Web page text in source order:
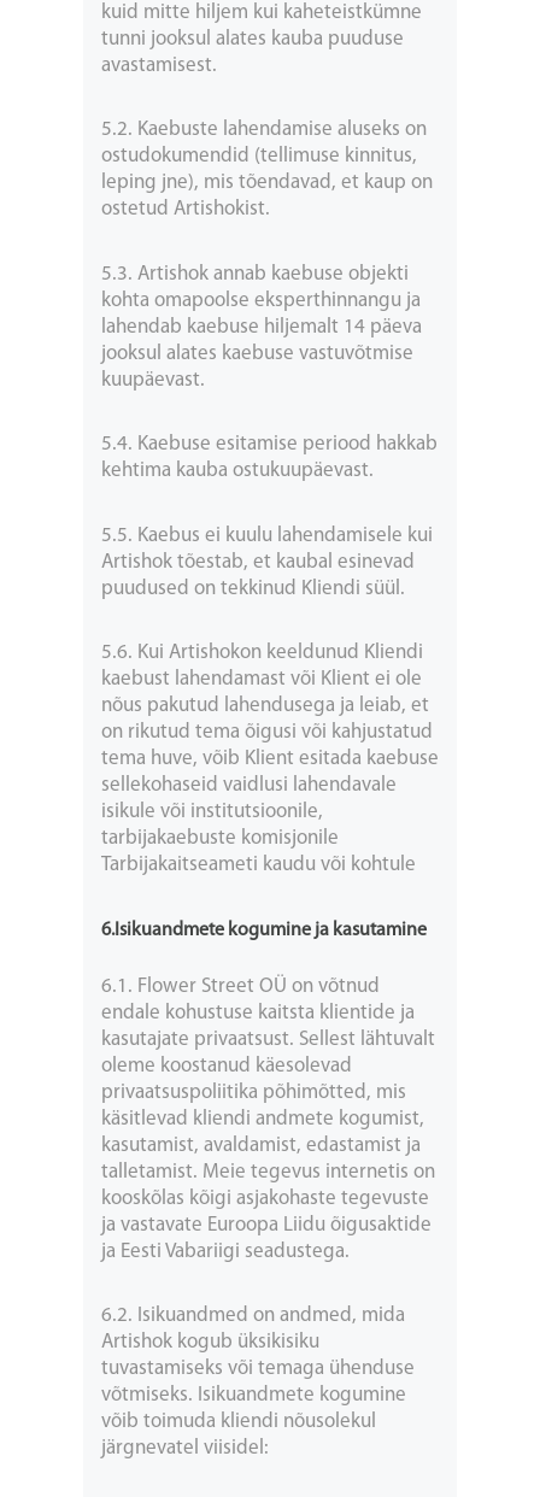
kuid mitte hiljem kui kaheteistkümne
tunni jooksul alates kauba puuduse
avastamisest.
5.2. Kaebuste lahendamise aluseks on
ostudokumendid (tellimuse kinnitus,
leping jne), mis tõendavad, et kaup on
ostetud Artishokist.
5.3. Artishok annab kaebuse objekti
kohta omapoolse eksperthinnangu ja
lahendab kaebuse hiljemalt 14 päeva
jooksul alates kaebuse vastuvõtmise
kuupäevast.
5.4. Kaebuse esitamise periood hakkab
kehtima kauba ostukuupäevast.
5.5. Kaebus ei kuulu lahendamisele kui
Artishok tõestab, et kaubal esinevad
puudused on tekkinud Kliendi süül.
5.6. Kui Artishokon keeldunud Kliendi
kaebust lahendamast või Klient ei ole
nõus pakutud lahendusega ja leiab, et
on rikutud tema õigusi või kahjustatud
tema huve, võib Klient esitada kaebuse
sellekohaseid vaidlusi lahendavale
isikule või institutsioonile,
tarbijakaebuste komisjonile
Tarbijakaitseameti kaudu või kohtule
6.Isikuandmete kogumine ja kasutamine
6.1. Flower Street OÜ on võtnud
endale kohustuse kaitsta klientide ja
kasutajate privaatsust. Sellest lähtuvalt
oleme koostanud käesolevad
privaatsuspoliitika põhimõtted, mis
käsitlevad kliendi andmete kogumist,
kasutamist, avaldamist, edastamist ja
talletamist. Meie tegevus internetis on
kooskõlas kõigi asjakohaste tegevuste
ja vastavate Euroopa Liidu õigusaktide
ja Eesti Vabariigi seadustega.
6.2. Isikuandmed on andmed, mida
Artishok kogub üksikisiku
tuvastamiseks või temaga ühenduse
võtmiseks. Isikuandmete kogumine
võib toimuda kliendi nõusolekul
järgnevatel viisidel: